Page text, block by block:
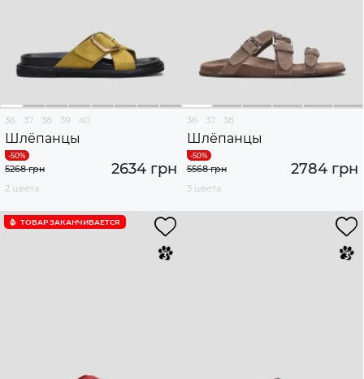
36 37 38 39 40
Шлёпанцы
2634 грн
5268 грн
2 цвета
36 37 38
Шлёпанцы
2784 грн
5568 грн
3 цвета
ТОВАР ЗАКАНЧИВАЕТСЯ